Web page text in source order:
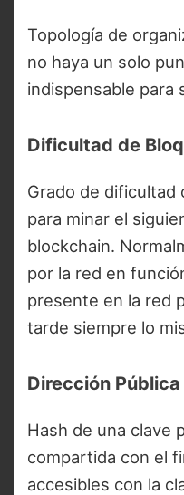
Topología de
no haya un solo
indispensable para
Dificultad de
Grado de dificultad
para minar el
blockchain.
por la red en
presente en la red
tarde siempre lo
Dirección Pública
Hash de una clave
compartida con el
accesibles con la